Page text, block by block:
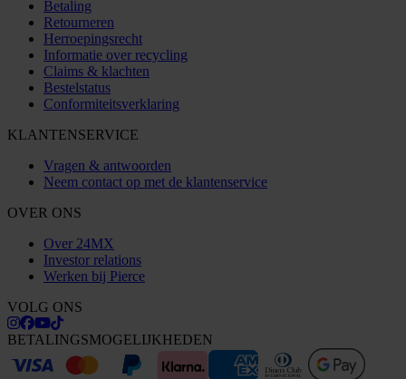
Betaling
Retourneren
Herroepingsrecht
Informatie over recycling
Claims & klachten
Bestelstatus
Conformiteitsverklaring
KLANTENSERVICE
Vragen & antwoorden
Neem contact op met de klantenservice
OVER ONS
Over 24MX
Investor relations
Werken bij Pierce
VOLG ONS
BETALINGSMOGELIJKHEDEN